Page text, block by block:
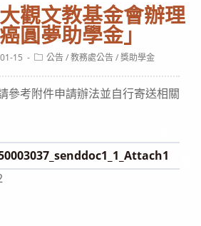
觀文教基金會辦理
圓夢助學金」
15
Post公告/教務處公告/獎助學金
參考附件申請辦法並自行寄送相關